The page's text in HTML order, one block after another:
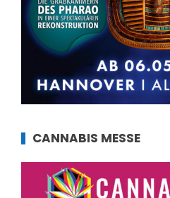
CANNABIS MESSE